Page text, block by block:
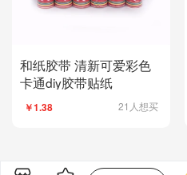
和纸胶带 清新可爱彩色
卡通diy胶带贴纸
￥1.38 21人想买